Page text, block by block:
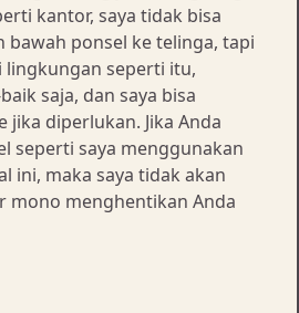
kantor, saya tidak bisa
bawah ponsel ke telinga, tapi
lingkungan seperti itu,
saja, dan saya bisa
jika diperlukan. Jika Anda
seperti saya menggunakan
ini, maka saya tidak akan
mono menghentikan Anda